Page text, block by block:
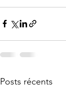
Posts récents